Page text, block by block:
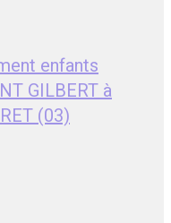
enfants
GILBERT à
(03)